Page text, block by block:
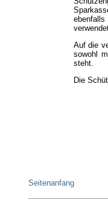
Auf die
sowohl
steht.
Die
Seitenanfang